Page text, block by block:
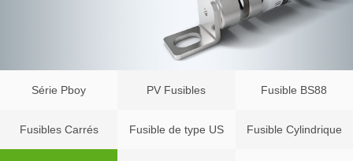
Série Pboy PV Fusibles Fusible BS88
Fusibles Carrés Fusible de type US Fusible Cylindrique